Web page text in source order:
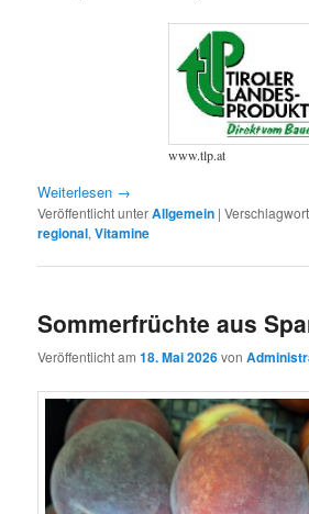
www.tlp.at
Weiterlesen →
Veröffentlicht unterAllgemein |
regional,Vitamine
Sommerfrüchte aus
Veröffentlicht am18. Mai 2026von